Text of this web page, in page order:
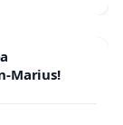
Marius!